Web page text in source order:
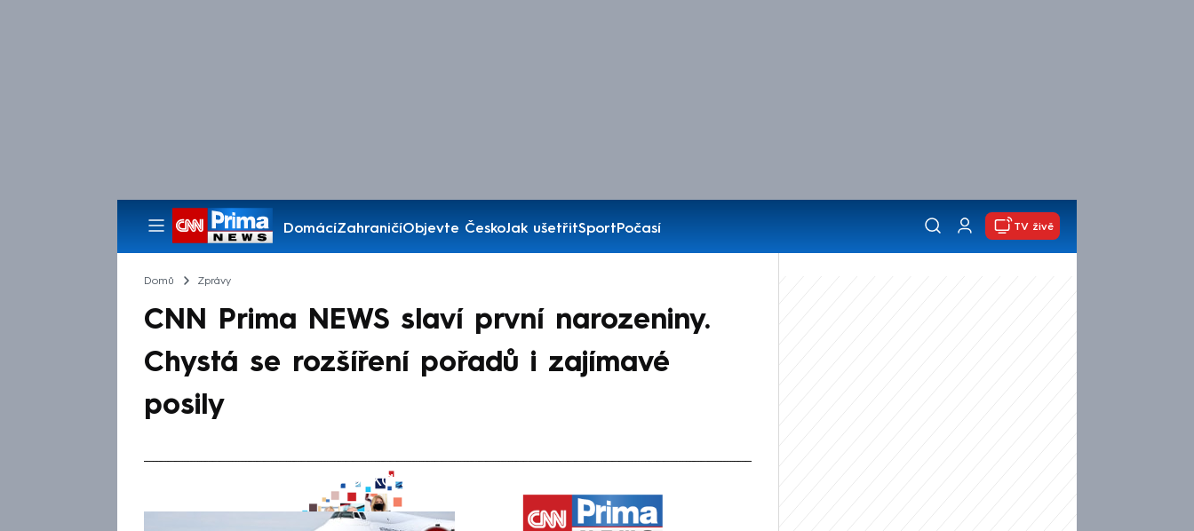
DomácíZahraničíObjevte ČeskoJak ušetřitSportPočasí
Pořady
TV živě
Domů Zprávy
CNN Prima NEWS slaví první narozeniny.
Chystá se rozšíření pořadů i zajímavé
posily
Žádná položka z playlistu není dostupná.